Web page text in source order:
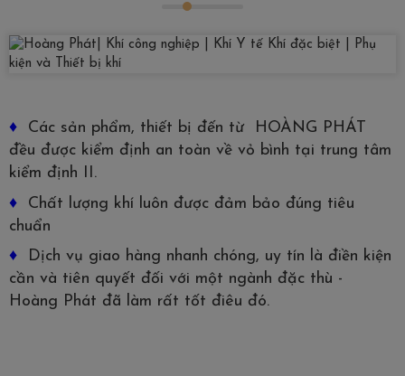
♦
Các sản phẩm, thiết bị đến từ HOÀNG PHÁT
đều được kiểm định an toàn về vỏ bình tại trung tâm
kiểm định II.
♦
Chất lượng khí luôn được đảm bảo đúng tiêu
chuẩn
♦
Dịch vụ giao hàng nhanh chóng, uy tín là điền kiện
cần và tiên quyết đối với một ngành đặc thù -
Hoàng Phát đã làm rất tốt điêu đó.